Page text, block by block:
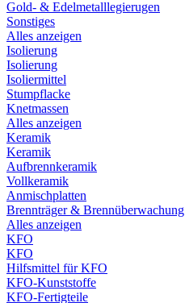
Gold- & Edelmetalllegierugen
Sonstiges
Alles anzeigen
Isolierung
Isolierung
Isoliermittel
Stumpflacke
Knetmassen
Alles anzeigen
Keramik
Keramik
Aufbrennkeramik
Vollkeramik
Anmischplatten
Brennträger & Brennüberwachung
Alles anzeigen
KFO
KFO
Hilfsmittel für KFO
KFO-Kunststoffe
KFO-Fertigteile